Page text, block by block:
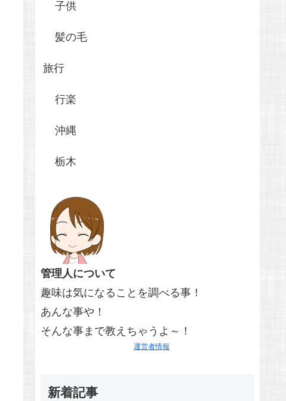
子供
髪の毛
旅行
行楽
沖縄
栃木
管理人について
趣味は気になることを調べる事！
あんな事や！
そんな事まで教えちゃうよ～！
運営者情報
新着記事